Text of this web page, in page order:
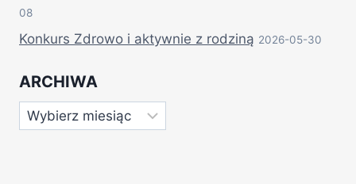
08
Konkurs Zdrowo i aktywnie z rodziną 2026-05-30
ARCHIWA